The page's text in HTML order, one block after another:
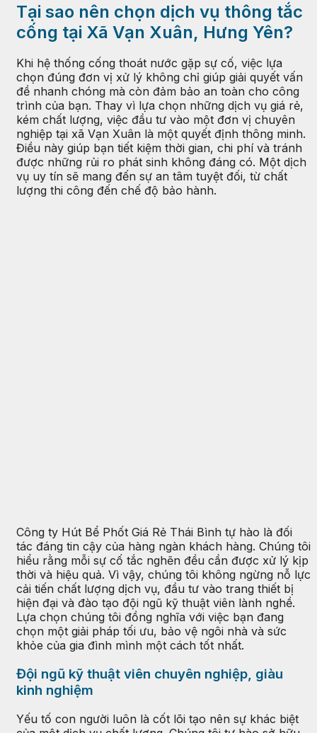
Tại sao nên chọn dịch vụ thông tắc
cống tại Xã Vạn Xuân, Hưng Yên?
Khi hệ thống cống thoát nước gặp sự cố, việc lựa
chọn đúng đơn vị xử lý không chỉ giúp giải quyết vấn
đề nhanh chóng mà còn đảm bảo an toàn cho công
trình của bạn. Thay vì lựa chọn những dịch vụ giá rẻ,
kém chất lượng, việc đầu tư vào một đơn vị chuyên
nghiệp tại xã Vạn Xuân là một quyết định thông minh.
Điều này giúp bạn tiết kiệm thời gian, chi phí và tránh
được những rủi ro phát sinh không đáng có. Một dịch
vụ uy tín sẽ mang đến sự an tâm tuyệt đối, từ chất
lượng thi công đến chế độ bảo hành.
Công ty Hút Bể Phốt Giá Rẻ Thái Bình tự hào là đối
tác đáng tin cậy của hàng ngàn khách hàng. Chúng tôi
hiểu rằng mỗi sự cố tắc nghẽn đều cần được xử lý kịp
thời và hiệu quả. Vì vậy, chúng tôi không ngừng nỗ lực
cải tiến chất lượng dịch vụ, đầu tư vào trang thiết bị
hiện đại và đào tạo đội ngũ kỹ thuật viên lành nghề.
Lựa chọn chúng tôi đồng nghĩa với việc bạn đang
chọn một giải pháp tối ưu, bảo vệ ngôi nhà và sức
khỏe của gia đình mình một cách tốt nhất.
Đội ngũ kỹ thuật viên chuyên nghiệp, giàu
kinh nghiệm
Yếu tố con người luôn là cốt lõi tạo nên sự khác biệt